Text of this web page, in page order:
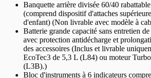
Banquette arrière divisée 60/40
(comprend dispositif d'attaches
d'enfant) (Non livrable avec modèle à
Batterie grande capacité sans entretien
avec protection antidécharge et
des accessoires (Inclus et livrable
EcoTec3 de 5,3 L (L84) ou moteur
(L3B).)
Bloc d'instruments à 6 indicateurs